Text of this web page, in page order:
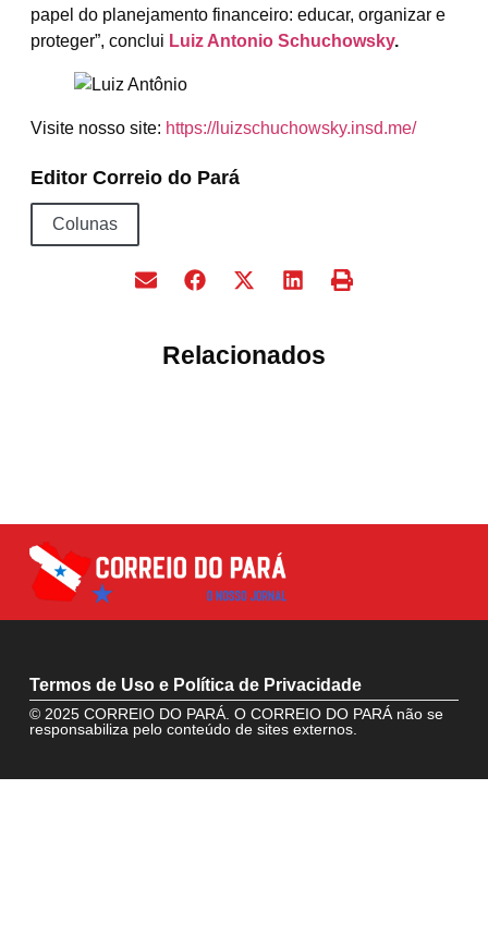
papel do planejamento financeiro: educar, organizar e
proteger”, conclui Luiz Antonio Schuchowsky.
Visite nosso site: https://luizschuchowsky.insd.me/
Editor Correio do Pará
Colunas
Relacionados
Termos de Uso e Política de Privacidade
© 2025 CORREIO DO PARÁ. O CORREIO DO PARÁ não se
responsabiliza pelo conteúdo de sites externos.